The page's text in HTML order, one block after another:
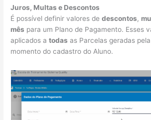
Juros, Multas e Descontos
É possível definir valores dedescontos,
mês para um Plano de Pagamento. Esses
aplicados atodas as Parcelas geradas
momento do cadastro do Aluno.